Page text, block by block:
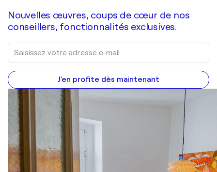
Nouvelles œuvres, coups de cœur de nos
conseillers, fonctionnalités exclusives.
J'en profite dès maintenant